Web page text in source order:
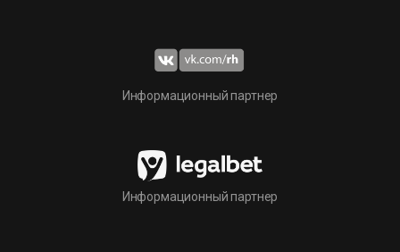
Информационный партнер
Информационный партнер